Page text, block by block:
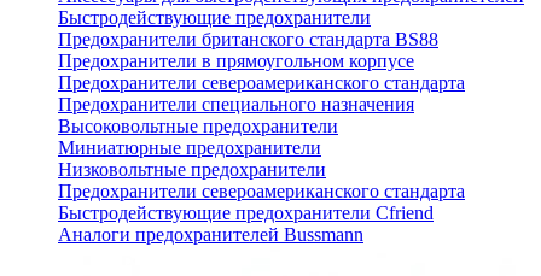
Быстродействующие предохранители
Предохранители британского стандарта BS88
Предохранители в прямоугольном корпусе
Предохранители североамериканского стандарта
Предохранители специального назначения
Высоковольтные предохранители
Миниатюрные предохранители
Низковольтные предохранители
Предохранители североамериканского стандарта
Быстродействующие предохранители Cfriend
Аналоги предохранителей Bussmann